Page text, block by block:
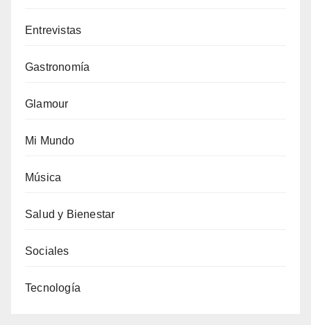
Entrevistas
Gastronomía
Glamour
Mi Mundo
Música
Salud y Bienestar
Sociales
Tecnología